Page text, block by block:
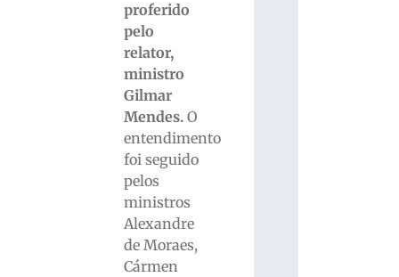
proferido
pelo
relator,
ministro
Gilmar
Mendes. O
entendimento
foi seguido
pelos
ministros
Alexandre
de Moraes,
Cármen